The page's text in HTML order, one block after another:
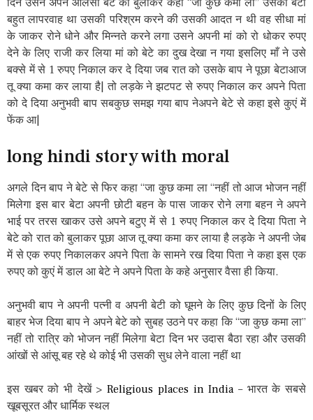
बहुत लापरवाह था उसकी परिश्रम करने की उसकी आदत न थी वह सीधा मां
के जाकर रोने धोने और मिन्नते करने लगा उसने अपनी मां को रो धोकर रुपए
देने के लिए राजी कर लिया मां को बेटे का दुख देखा न गया इसलिए माँ ने उसे
बक्से में से 1 रुपए निकाल कर दे दिया जब रात को उसके बाप ने पूछा बेटाआज
तू क्या कमा कर लाया है| तो लड़के ने झटपट से रुपए निकाल कर अपने पिता
को दे दिया अनुभवी बाप सबकुछ समझ गया बाप नेअपने बेटे से कहा इसे कुएं में
फेंक आ|
long hindi story with moral
अगले दिन बाप ने बेटे से फिर कहा “जा कुछ कमा ला “नहीं तो आज भोजन नहीं
मिलेगा इस बार बेटा अपनी छोटी बहन के पास जाकर रोने लगा बहन ने अपने
भाई पर तरस खाकर उसे अपने बटुए में से 1 रुपए निकाल कर दे दिया पिता ने
बेटे को रात को बुलाकर पूछा आज तू क्या कमा कर लाया है लड़के ने अपनी जेब
में से एक रुपए निकालकर अपने पिता के सामने रख दिया पिता ने कहा इस एक
रुपए को कुएं में डाल आ बेटे ने अपने पिता के कहे अनुसार वैसा ही किया.
अनुभवी बाप ने अपनी पत्नी व अपनी बेटी को घूमने के लिए कुछ दिनों के लिए
बाहर भेज दिया बाप ने अपने बेटे को सुबह उठने पर कहा कि “जा कुछ कमा ला”
नहीं तो रात्रि को भोजन नहीं मिलेगा बेटा दिन भर उदास बैठा रहा और उसकी
आंखों से आंसू बह रहे थे कोई भी उसकी सुध लेने वाला नहीं था
इस खबर को भी देखें >Religious places in India– भारत के सबसे
खूबसूरत और धार्मिक स्थल